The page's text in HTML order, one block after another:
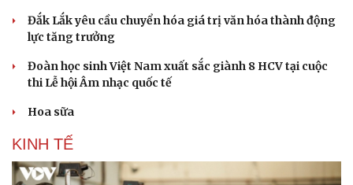
Sức khỏe
Cây thuốc
Sản phụ khoa
Nhi khoa
Tình yêu - Gia đình
Đắk Lắk yêu cầu chuyển hóa giá trị văn hóa thành động
lực tăng trưởng
Đoàn học sinh Việt Nam xuất sắc giành 8 HCV tại cuộc
thi Lễ hội Âm nhạc quốc tế
Hoa sữa
KINH TẾ